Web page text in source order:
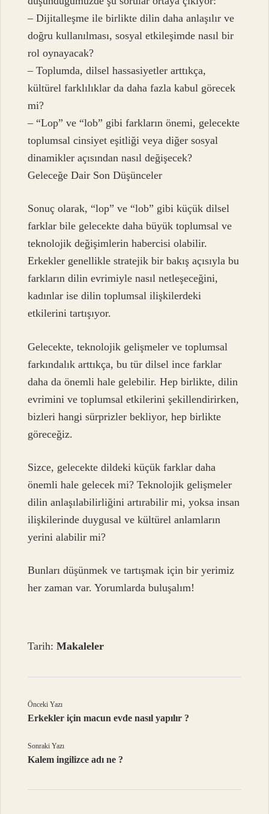
– Dijitalleşme ile birlikte dilin daha anlaşılır ve
doğru kullanılması, sosyal etkileşimde nasıl bir
rol oynayacak?
– Toplumda, dilsel hassasiyetler arttıkça,
kültürel farklılıklar da daha fazla kabul görecek
mi?
– “Lop” ve “lob” gibi farkların önemi, gelecekte
toplumsal cinsiyet eşitliği veya diğer sosyal
dinamikler açısından nasıl değişecek?
Geleceğe Dair Son Düşünceler
Sonuç olarak, “lop” ve “lob” gibi küçük dilsel
farklar bile gelecekte daha büyük toplumsal ve
teknolojik değişimlerin habercisi olabilir.
Erkekler genellikle stratejik bir bakış açısıyla bu
farkların dilin evrimiyle nasıl netleşeceğini,
kadınlar ise dilin toplumsal ilişkilerdeki
etkilerini tartışıyor.
Gelecekte, teknolojik gelişmeler ve toplumsal
farkındalık arttıkça, bu tür dilsel ince farklar
daha da önemli hale gelebilir. Hep birlikte, dilin
evrimini ve toplumsal etkilerini şekillendirirken,
bizleri hangi sürprizler bekliyor, hep birlikte
göreceğiz.
Sizce, gelecekte dildeki küçük farklar daha
önemli hale gelecek mi? Teknolojik gelişmeler
dilin anlaşılabilirliğini artırabilir mi, yoksa insan
ilişkilerinde duygusal ve kültürel anlamların
yerini alabilir mi?
Bunları düşünmek ve tartışmak için bir yerimiz
her zaman var. Yorumlarda buluşalım!
Tarih:Makaleler
Önceki Yazı
Erkekler için macun evde nasıl yapılır ?
Sonraki Yazı
Kalem ingilizce adı ne ?